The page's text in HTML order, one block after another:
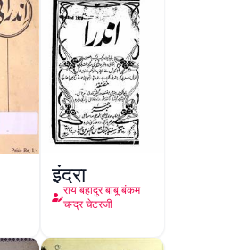
इंद्रा
राय बहादुर बाबू बंकम
चन्द्र चेटरजी